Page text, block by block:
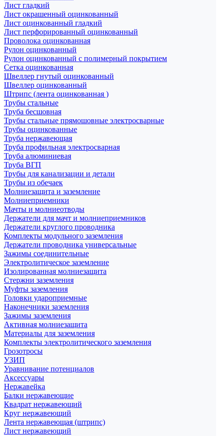
Лист гладкий
Лист окрашенный оцинкованный
Лист оцинкованный гладкий
Лист перфорированный оцинкованный
Проволока оцинкованная
Рулон оцинкованный
Рулон оцинкованный с полимерный покрытием
Сетка оцинкованная
Швеллер гнутый оцинкованный
Швеллер оцинкованный
Штрипс (лента оцинкованная )
Трубы стальные
Труба бесшовная
Трубы стальные прямошовные электросварные
Трубы оцинкованные
Труба нержавеющая
Труба профильная электросварная
Труба алюминиевая
Труба ВГП
Трубы для канализации и детали
Трубы из обечаек
Молниезащита и заземление
Молниеприемники
Мачты и молниеотводы
Держатели для мачт и молниеприемников
Держатели круглого проводника
Комплекты модульного заземления
Держатели проводника универсальные
Зажимы соединительные
Электролитическое заземление
Изолированная молниезащита
Стержни заземления
Муфты заземления
Головки удароприемные
Наконечники заземления
Зажимы заземления
Активная молниезащита
Материалы для заземления
Комплекты электролитического заземления
Грозотросы
УЗИП
Уравнивание потенциалов
Аксессуары
Нержавейка
Балки нержавеющие
Квадрат нержавеющий
Круг нержавеющий
Лента нержавеющая (штрипс)
Лист нержавеющий